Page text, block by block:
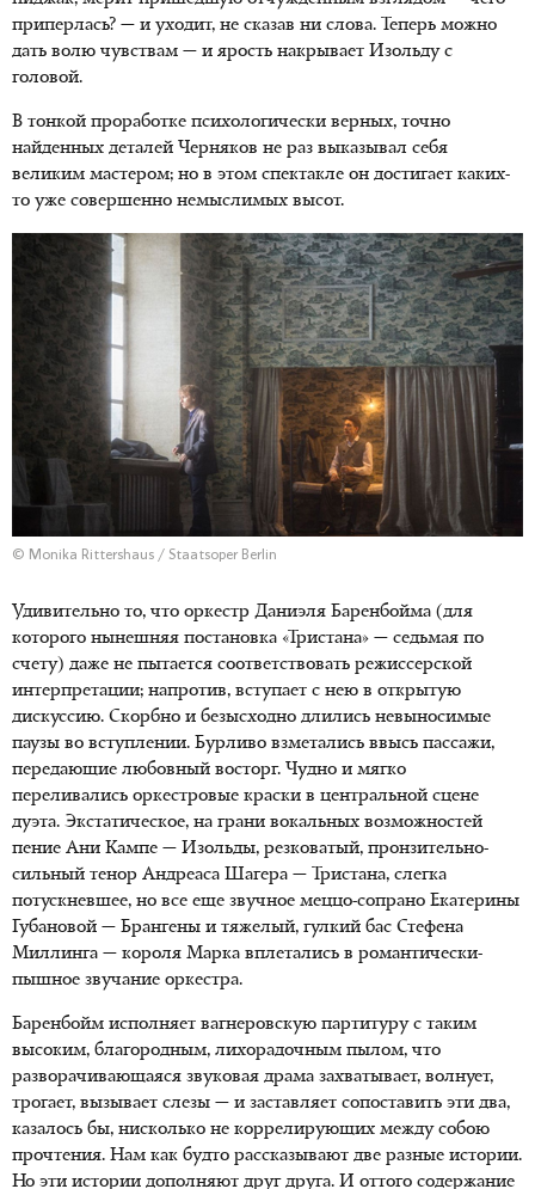
приперлась? — и уходит, не сказав ни слова. Теперь можно
дать волю чувствам — и ярость накрывает Изольду с
головой.
В тонкой проработке психологически верных, точно
найденных деталей Черняков не раз выказывал себя
великим мастером; но в этом спектакле он достигает каких-
то уже совершенно немыслимых высот.
© Monika Rittershaus / Staatsoper Berlin
Удивительно то, что оркестр Даниэля Баренбойма (для
которого нынешняя постановка «Тристана» — седьмая по
счету) даже не пытается соответствовать режиссерской
интерпретации; напротив, вступает с нею в открытую
дискуссию. Скорбно и безысходно длились невыносимые
паузы во вступлении. Бурливо взметались ввысь пассажи,
передающие любовный восторг. Чудно и мягко
переливались оркестровые краски в центральной сцене
дуэта. Экстатическое, на грани вокальных возможностей
пение Ани Кампе — Изольды, резковатый, пронзительно-
сильный тенор Андреаса Шагера — Тристана, слегка
потускневшее, но все еще звучное меццо-сопрано Екатерины
Губановой — Брангены и тяжелый, гулкий бас Стефена
Миллинга — короля Марка вплетались в романтически-
пышное звучание оркестра.
Баренбойм исполняет вагнеровскую партитуру с таким
высоким, благородным, лихорадочным пылом, что
разворачивающаяся звуковая драма захватывает, волнует,
трогает, вызывает слезы — и заставляет сопоставить эти два,
казалось бы, нисколько не коррелирующих между собою
прочтения. Нам как будто рассказывают две разные истории.
Но эти истории дополняют друг друга. И оттого содержание